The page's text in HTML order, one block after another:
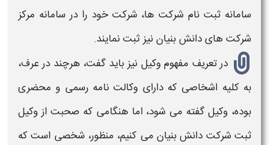
سامانه ثبت نام شرکت ها، شرکت خود را در سامانه مرکز
شرکت های دانش بنیاننیز ثبت نمایند.
در تعریف مفهوم وکیل نیز باید گفت، هرچند در عرف،
به کلیه اشخاصی که دارای وکالت نامه رسمی و محضری
بوده، وکیل گفته می شود، اما هنگامی که صحبت ازوکیل
ثبت شرکت دانش بنیان می کنیم، منظور، شخصی است که